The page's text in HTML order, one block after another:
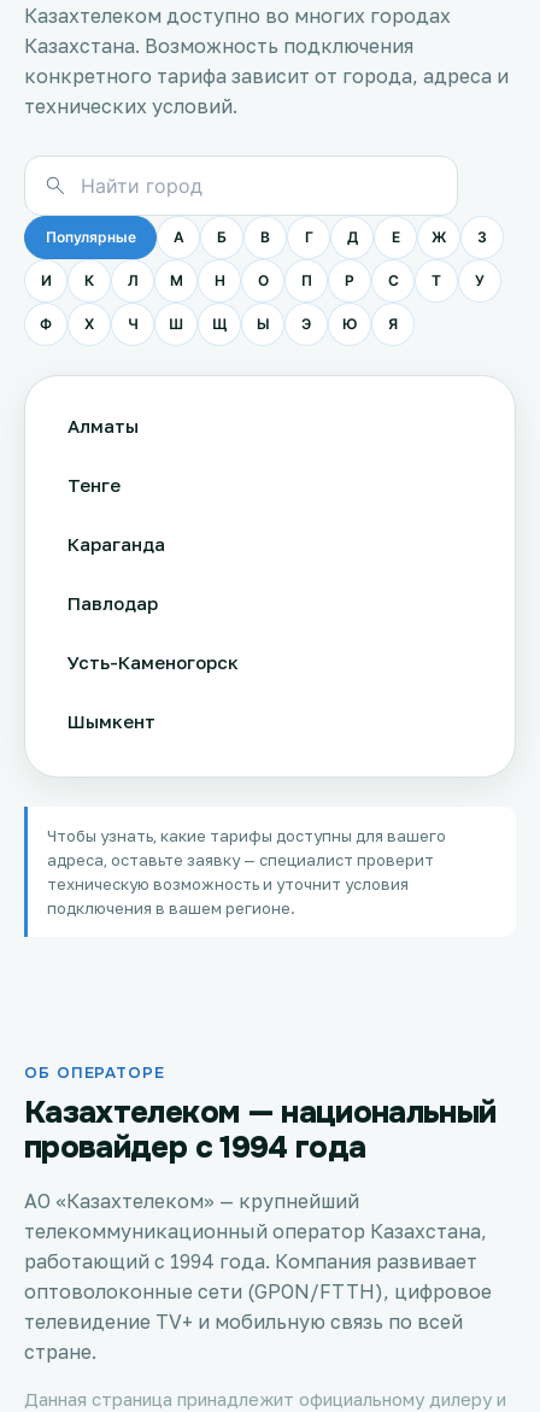
Казахтелеком доступно во многих городах
Казахстана. Возможность подключения
конкретного тарифа зависит от города, адреса и
технических условий.
Популярные А Б В Г Д Е Ж З
И К Л М Н О П Р С Т У
Ф Х Ч Ш Щ Ы Э Ю Я
Алматы
Тенге
Караганда
Павлодар
Усть-Каменогорск
Шымкент
Актау
Соколов
Петропавловск
Темиртау
Тараз
Зеленое
Атырау
Чтобы узнать, какие тарифы доступны для вашего
адреса, оставьте заявку — специалист проверит
техническую возможность и уточнит условия
подключения в вашем регионе.
ОБ ОПЕРАТОРЕ
Казахтелеком — национальный
провайдер с 1994 года
АО «Казахтелеком» — крупнейший
телекоммуникационный оператор Казахстана,
работающий с 1994 года. Компания развивает
оптоволоконные сети (GPON/FTTH), цифровое
телевидение TV+ и мобильную связь по всей
стране.
Данная страница принадлежит официальному дилеру и